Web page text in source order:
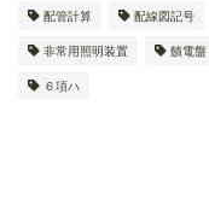
配管計算 配線図記号
非常用照明装置 饋電盤
６項ハ